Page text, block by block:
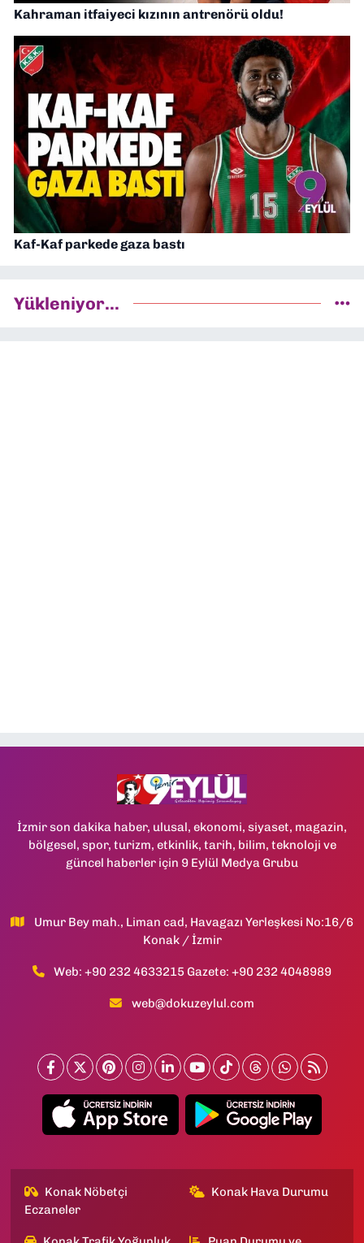
Kahraman itfaiyeci kızının antrenörü oldu!
Kaf-Kaf parkede gaza bastı
Yükleniyor...
İzmir son dakika haber, ulusal, ekonomi, siyaset, magazin,
bölgesel, spor, turizm, etkinlik, tarih, bilim, teknoloji ve
güncel haberler için 9 Eylül Medya Grubu
Umur Bey mah., Liman cad, Havagazı Yerleşkesi No:16/6
Konak / İzmir
Web: +90 232 4633215 Gazete: +90 232 4048989
web@dokuzeylul.com
Konak Nöbetçi
Eczaneler
Konak Hava Durumu